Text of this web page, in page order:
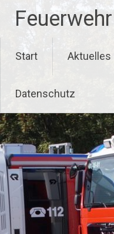
Inhalt
springen
Start Aktuelles
Datenschutz